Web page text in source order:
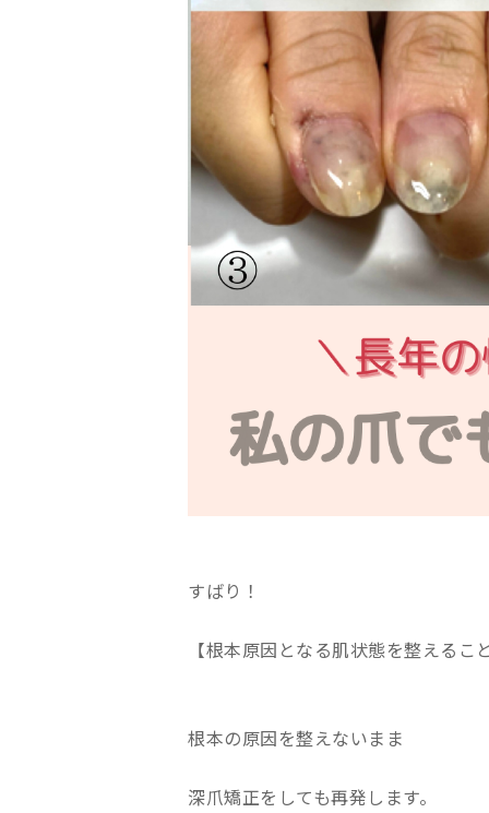
すばり！
【根本原因となる肌状態を整えるこ
根本の原因を整えないまま
深爪矯正をしても再発します。